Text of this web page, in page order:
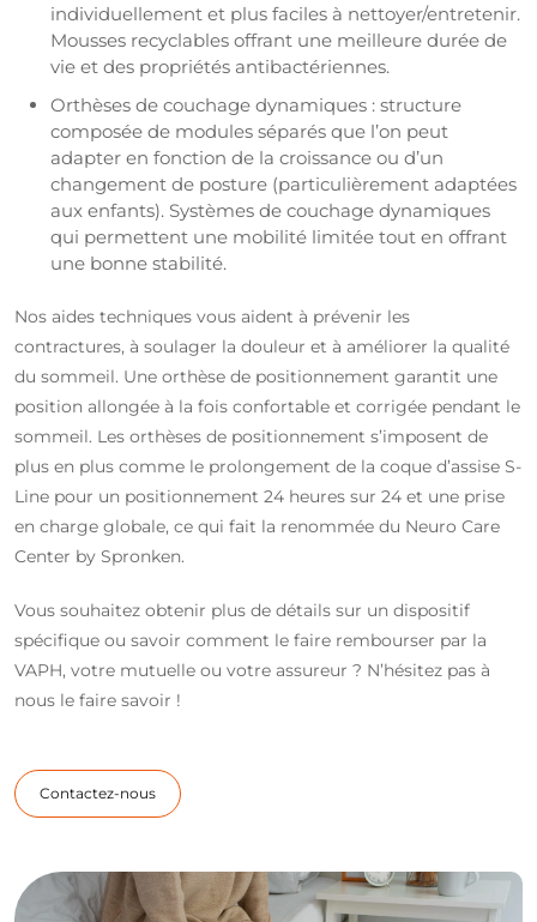
individuellement et plus faciles à nettoyer/entretenir.
Mousses recyclables offrant une meilleure durée de
vie et des propriétés antibactériennes.
Orthèses de couchage dynamiques : structure
composée de modules séparés que l’on peut
adapter en fonction de la croissance ou d’un
changement de posture (particulièrement adaptées
aux enfants). Systèmes de couchage dynamiques
qui permettent une mobilité limitée tout en offrant
une bonne stabilité.
Nos aides techniques vous aident à prévenir les
contractures, à soulager la douleur et à améliorer la qualité
du sommeil. Une orthèse de positionnement garantit une
position allongée à la fois confortable et corrigée pendant le
sommeil. Les orthèses de positionnement s’imposent de
plus en plus comme le prolongement de la coque d’assise S-
Line pour un positionnement 24 heures sur 24 et une prise
en charge globale, ce qui fait la renommée du Neuro Care
Center by Spronken.
Vous souhaitez obtenir plus de détails sur un dispositif
spécifique ou savoir comment le faire rembourser par la
VAPH, votre mutuelle ou votre assureur ? N’hésitez pas à
nous le faire savoir !
Contactez-nous